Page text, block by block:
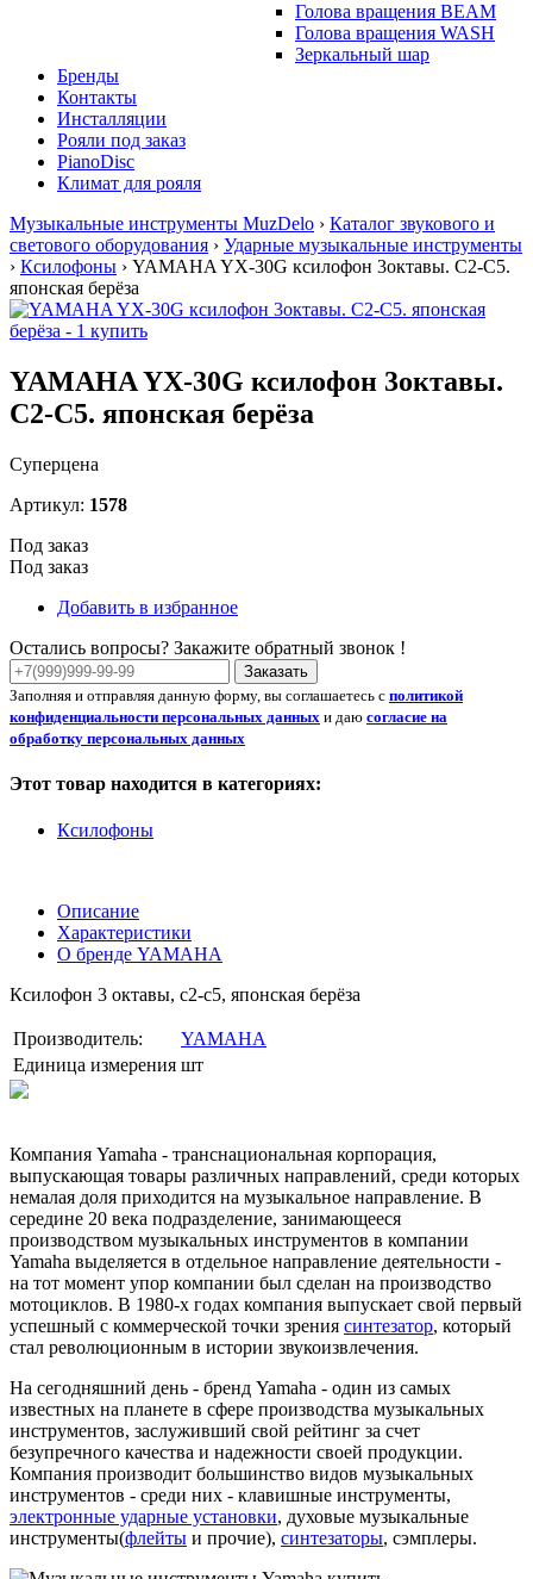
Голова вращения BEAM
Голова вращения WASH
Зеркальный шар
Бренды
Контакты
Инсталляции
Рояли под заказ
PianoDisc
Климат для рояля
Музыкальные инструменты MuzDelo › Каталог звукового и
светового оборудования › Ударные музыкальные инструменты
› Ксилофоны › YAMAHA YX-30G ксилофон 3октавы. C2-C5.
японская берёза
YAMAHA YX-30G ксилофон 3октавы.
C2-C5. японская берёза
Суперцена
Артикул: 1578
Под заказ
Под заказ
Добавить в избранное
Остались вопросы? Закажите обратный звонок !
Заказать
Заполняя и отправляя данную форму, вы соглашаетесь с политикой
конфиденциальности персональных данных и даю согласие на
обработку персональных данных
Этот товар находится в категориях:
Ксилофоны
Описание
Характеристики
О бренде YAMAHA
Ксилофон 3 октавы, c2-c5, японская берёза
Производитель:
YAMAHA
Единица измерения шт
Компания Yamaha - транснациональная корпорация,
выпускающая товары различных направлений, среди которых
немалая доля приходится на музыкальное направление. В
середине 20 века подразделение, занимающееся
производством музыкальных инструментов в компании
Yamaha выделяется в отдельное направление деятельности -
на тот момент упор компании был сделан на производство
мотоциклов. В 1980-х годах компания выпускает свой первый
успешный с коммерческой точки зрения синтезатор, который
стал революционным в истории звукоизвлечения.
На сегодняшний день - бренд Yamaha - один из самых
известных на планете в сфере производства музыкальных
инструментов, заслуживший свой рейтинг за счет
безупречного качества и надежности своей продукции.
Компания производит большинство видов музыкальных
инструментов - среди них - клавишные инструменты,
электронные ударные установки, духовые музыкальные
инструменты(флейты и прочие), синтезаторы, сэмплеры.